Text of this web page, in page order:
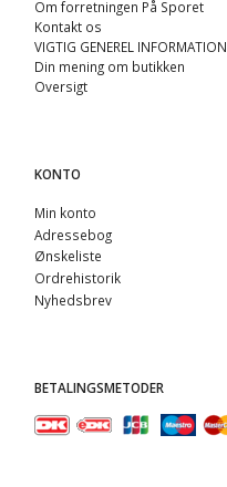
Om forretningen På Sporet
Kontakt os
VIGTIG GENEREL INFORMATION
Din mening om butikken
Oversigt
KONTO
Min konto
Adressebog
Ønskeliste
Ordrehistorik
Nyhedsbrev
BETALINGSMETODER